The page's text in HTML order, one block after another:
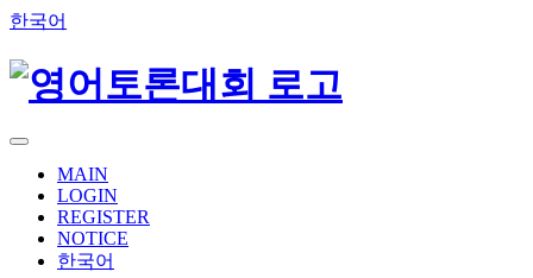
한국어
MAIN
LOGIN
REGISTER
NOTICE
한국어